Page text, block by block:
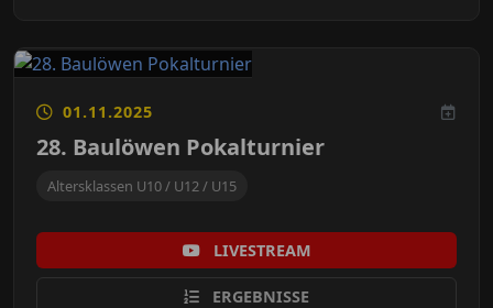
01.11.2025
28. Baulöwen Pokalturnier
Altersklassen U10 / U12 / U15
LIVESTREAM
ERGEBNISSE